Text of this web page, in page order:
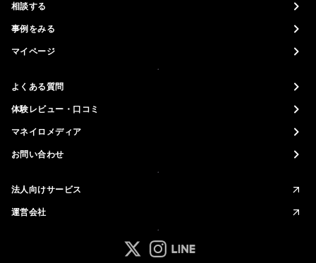
相談する
事例をみる
マイページ
よくある質問
体験レビュー・口コミ
マネイロメディア
お問い合わせ
法人向けサービス
運営会社
マネイロ公式 Xアカウント
マネイロ公式 Instagramアカウ
マネイロ公式 LINEアカウ